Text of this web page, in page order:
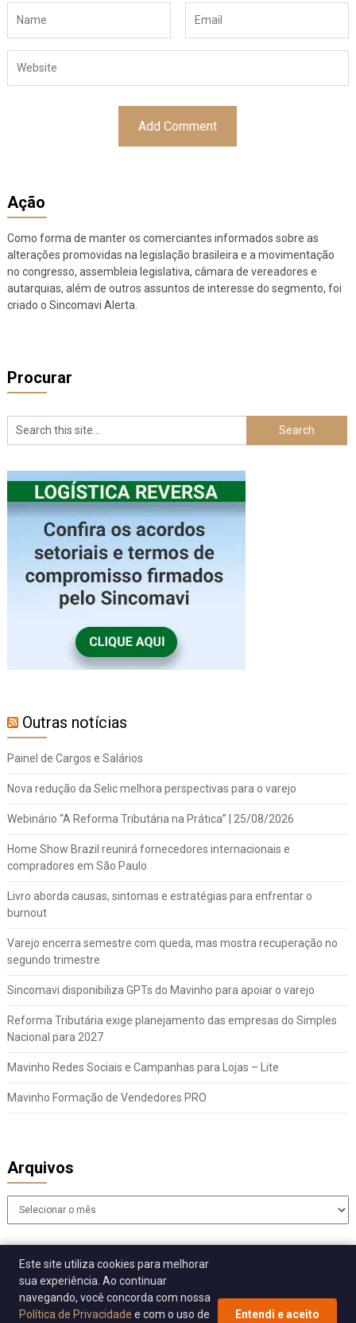
Ação
Como forma de manter os comerciantes informados sobre as
alterações promovidas na legislação brasileira e a movimentação
no congresso, assembleia legislativa, câmara de vereadores e
autarquias, além de outros assuntos de interesse do segmento, foi
criado o Sincomavi Alerta.
Procurar
Outras notícias
Painel de Cargos e Salários
Nova redução da Selic melhora perspectivas para o varejo
Webinário “A Reforma Tributária na Prática” | 25/08/2026
Home Show Brazil reunirá fornecedores internacionais e
compradores em São Paulo
Livro aborda causas, sintomas e estratégias para enfrentar o
burnout
Varejo encerra semestre com queda, mas mostra recuperação no
segundo trimestre
Sincomavi disponibiliza GPTs do Mavinho para apoiar o varejo
Reforma Tributária exige planejamento das empresas do Simples
Nacional para 2027
Mavinho Redes Sociais e Campanhas para Lojas – Lite
Mavinho Formação de Vendedores PRO
Arquivos
Arquivos
Este site utiliza cookies para melhorar
sua experiência. Ao continuar
navegando, você concorda com nossa
Política de Privacidade e com o uso de Entendi e aceito